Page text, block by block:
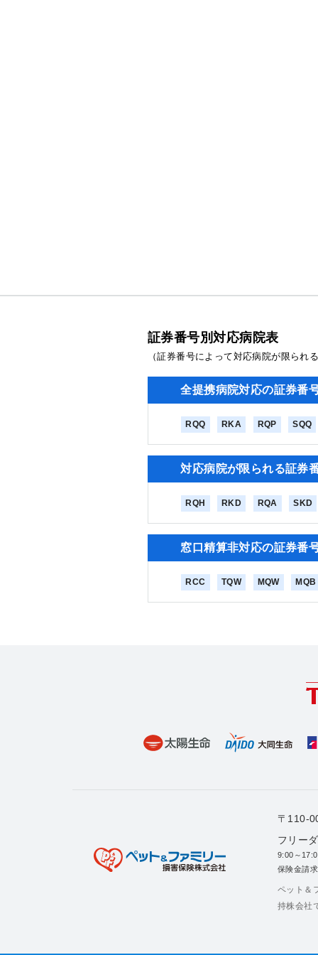
証券番号別対応病院表
（証券番号によって対応病院が限られ
全提携病院対応の証券番
RQQ RKA RQP SQQ
対応病院が限られる証券
RQH RKD RQA SKD
窓口精算非対応の証券番
RCC TQW MQW MQB
〒110-
フリー
9:00～
保険金請
ペット＆
持株会社